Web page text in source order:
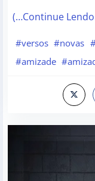
(…Continue
#versos #novas
#amizade